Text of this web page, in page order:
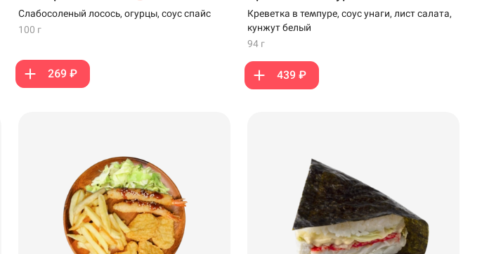
Слабосоленый лосось, огурцы, соус спайс
100 г
269 ₽
Креветка в темпуре, соус унаги, лист салата,
кунжут белый
94 г
439 ₽